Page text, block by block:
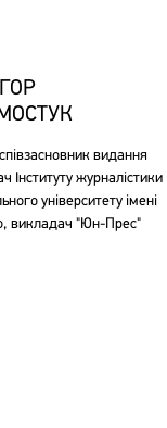
ІГОР
видання
Інституту журналістики
університету імені
викладач "Юн-Прес"